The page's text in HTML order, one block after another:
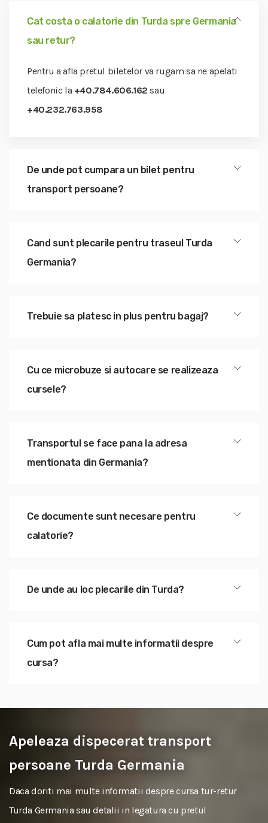
Cat costa o calatorie din Turda spre Germania
sau retur?
Pentru a afla pretul biletelor va rugam sa ne apelati
telefonic la +40.784.606.162 sau
+40.232.763.958
De unde pot cumpara un bilet pentru
transport persoane?
Cand sunt plecarile pentru traseul Turda
Germania?
Trebuie sa platesc in plus pentru bagaj?
Cu ce microbuze si autocare se realizeaza
cursele?
Transportul se face pana la adresa
mentionata din Germania?
Ce documente sunt necesare pentru
calatorie?
De unde au loc plecarile din Turda?
Cum pot afla mai multe informatii despre
cursa?
Apeleaza dispecerat transport
persoane Turda Germania
Daca doriti mai multe informatii despre cursa tur-retur
Turda Germania sau detalii in legatura cu pretul